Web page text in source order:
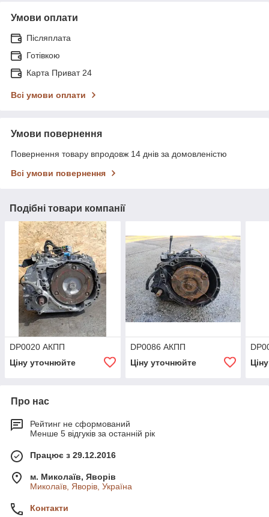
Умови оплати
Післяплата
Готівкою
Карта Приват 24
Всі умови оплати
Умови повернення
Повернення товару впродовж 14 днів за домовленістю
Всі умови повернення
Подібні товари компанії
DP0020 АКПП
Ціну уточнюйте
DP0086 АКПП
Ціну уточнюйте
Про нас
Рейтинг не сформований
Менше 5 відгуків за останній рік
Працює з 29.12.2016
м. Миколаїв, Яворів
Миколаїв, Яворів, Україна
Контакти